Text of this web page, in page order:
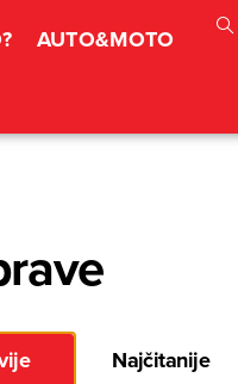
AUTO&MOTO
Najčitanije